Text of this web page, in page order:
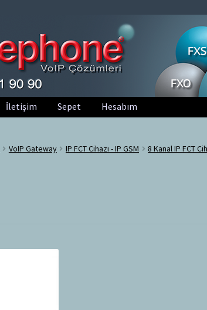
İletişim Sepet Hesabım
VoIP Gateway IP FCT Cihazı - IP GSM 8 Kanal IP FCT